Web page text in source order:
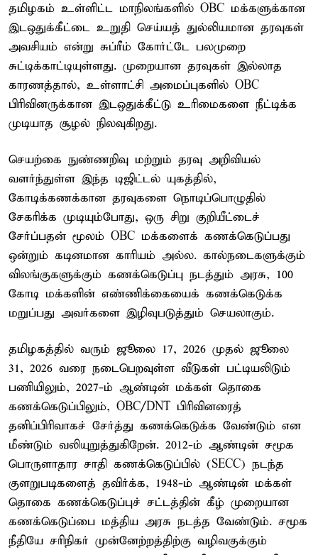
தமிழகம் உள்ளிட்ட மாநிலங்களில் OBC மக்களுக்கான
இடஒதுக்கீட்டை உறுதி செய்யத் துல்லியமான தரவுகள்
அவசியம் என்று சுப்ரீம் கோர்ட்டே பலமுறை
சுட்டிக்காட்டியுள்ளது. முறையான தரவுகள் இல்லாத
காரணத்தால், உள்ளாட்சி அமைப்புகளில் OBC
பிரிவினருக்கான இடஒதுக்கீட்டு உரிமைகளை நீட்டிக்க
முடியாத சூழல் நிலவுகிறது.
செயற்கை நுண்ணறிவு மற்றும் தரவு அறிவியல்
வளர்ந்துள்ள இந்த டிஜிட்டல் யுகத்தில்,
கோடிக்கணக்கான தரவுகளை நொடிப்பொழுதில்
சேகரிக்க முடியும்போது, ஒரு சிறு குறியீட்டைச்
சேர்ப்பதன் மூலம் OBC மக்களைக் கணக்கெடுப்பது
ஒன்றும் கடினமான காரியம் அல்ல. கால்நடைகளுக்கும்
விலங்குகளுக்கும் கணக்கெடுப்பு நடத்தும் அரசு, 100
கோடி மக்களின் எண்ணிக்கையைக் கணக்கெடுக்க
மறுப்பது அவர்களை இழிவுபடுத்தும் செயலாகும்.
தமிழகத்தில் வரும் ஜூலை 17, 2026 முதல் ஜூலை
31, 2026 வரை நடைபெறவுள்ள வீடுகள் பட்டியலிடும்
பணியிலும், 2027-ம் ஆண்டின் மக்கள் தொகை
கணக்கெடுப்பிலும், OBC/DNT பிரிவினரைத்
தனிப்பிரிவாகச் சேர்த்து கணக்கெடுக்க வேண்டும் என
மீண்டும் வலியுறுத்துகிறேன். 2012-ம் ஆண்டின் சமூக
பொருளாதார சாதி கணக்கெடுப்பில் (SECC) நடந்த
குளறுபடிகளைத் தவிர்க்க, 1948-ம் ஆண்டின் மக்கள்
தொகை கணக்கெடுப்புச் சட்டத்தின் கீழ் முறையான
கணக்கெடுப்பை மத்திய அரசு நடத்த வேண்டும். சமூக
நீதியே சரிநிகர் முன்னேற்றத்திற்கு வழிவகுக்கும்